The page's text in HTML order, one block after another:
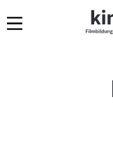
Navigation
zum
zur